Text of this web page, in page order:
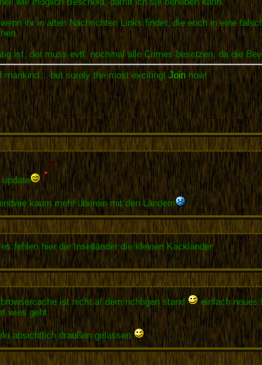
ihr in alten Nachrichten Links findet, die euch in eine
ist, der muss evtl. nochmal alle Crimes besetzen, da die
mankind... but surely the most exciting!Joinnow!
update
kaum mehr überein mit den Ländern
fehlen hier die Inselländer die kleinen Kackländer
ist nicht af dem richtigen stand einfach neues
wies geht.
absichtlich draußen gelassen